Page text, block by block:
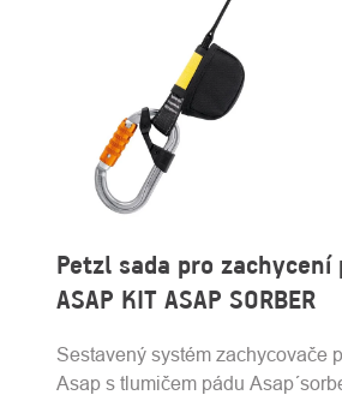
Petzl sada pro zachycení
ASAP KIT ASAP SORBER
Sestavený systém zachycovače
Asap s tlumičem pádu